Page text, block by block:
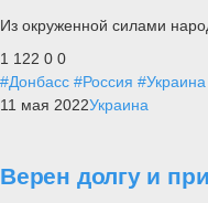
Из окруженной силами
1 122 0 0
#Донбасс #Россия #Украина
11 мая 2022Украина
Верен долгу и